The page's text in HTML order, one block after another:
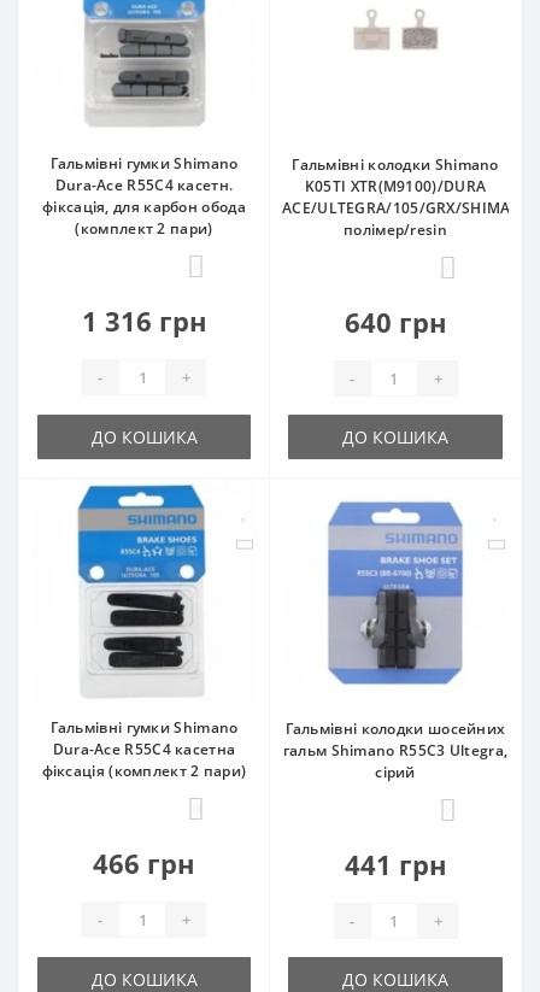
Гальмівні гумки Shimano
Dura-Ace R55C4 касетн.
фіксація, для карбон обода
(комплект 2 пари)
1 316 грн
- +
ДО КОШИКА
Гальмівні колодки Shimano
K05TI XTR(M9100)/DURA
ACE/ULTEGRA/105/GRX/SHIMANO,
полімер/resin
640 грн
- +
ДО КОШИКА
Гальмівні гумки Shimano
Dura-Ace R55C4 касетна
фіксація (комплект 2 пари)
466 грн
- +
ДО КОШИКА
Гальмівні колодки шосейних
гальм Shimano R55C3 Ultegra,
сірий
441 грн
- +
ДО КОШИКА